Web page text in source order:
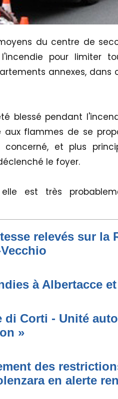
du centre de
pour limiter
annexes, dans
blessé pendant
flammes de se
et plus
le foyer.
est très
relevés sur la
à Albertacce
di Corti - Unité
»
des
en alerte